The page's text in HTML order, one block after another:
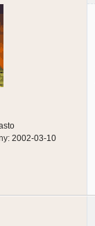
2002-03-10